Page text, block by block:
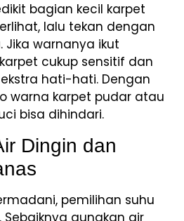
bagian kecil karpet
lalu tekan dengan
Jika warnanya ikut
cukup sensitif dan
hati-hati. Dengan
warna karpet pudar atau
bisa dihindari.
Dingin dan
pemilihan suhu
gunakan air